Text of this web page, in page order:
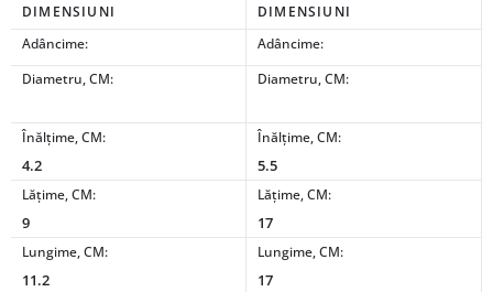
DIMENSIUNI
DIMENSIUNI
Adâncime:
Adâncime:
Diametru, CM:
Diametru, CM:
Înălțime, CM:
4.2
Înălțime, CM:
5.5
Lățime, CM:
9
Lățime, CM:
17
Lungime, CM:
11.2
Lungime, CM:
17